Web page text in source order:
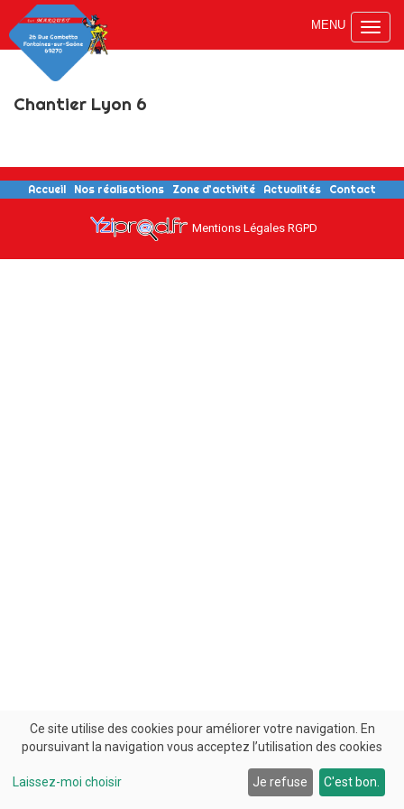
Chantier Lyon 6
Accueil Nos réalisations Zone d’activité Actualités Contact
Mentions Légales RGPD
Ce site utilise des cookies pour améliorer votre navigation. En
poursuivant la navigation vous acceptez l’utilisation des cookies
Laissez-moi choisir Je refuse C'est bon.